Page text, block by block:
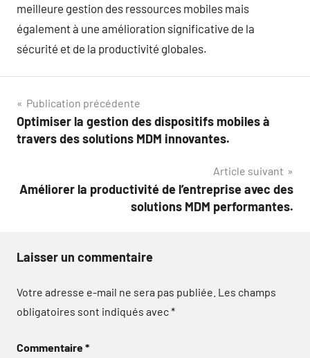
meilleure gestion des ressources mobiles mais
également à une amélioration significative de la
sécurité et de la productivité globales.
Navigation
de
Publication précédente
Optimiser la gestion des dispositifs mobiles à
travers des solutions MDM innovantes.
Article suivant
Améliorer la productivité de l’entreprise avec des
solutions MDM performantes.
Laisser un commentaire
Votre adresse e-mail ne sera pas publiée. Les champs
obligatoires sont indiqués avec*
Commentaire*